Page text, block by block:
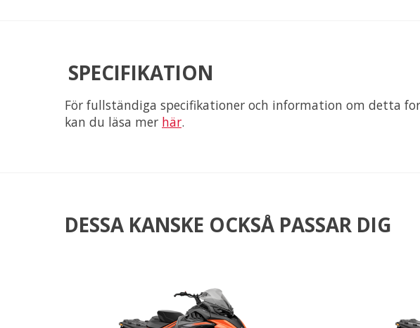
SPECIFIKATION
För fullständiga specifikationer och information om detta
kan du läsa mer här.
DESSA KANSKE OCKSÅ PASSAR DIG